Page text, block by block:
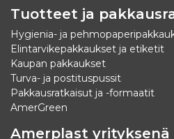
Tuotteet ja
Hygienia- ja
Elintarvikepakkaukset ja etiketit
Kaupan pakkaukset
Turva- ja postituspussit
Pakkausratkaisut ja -formaatit
AmerGreen
Amerplast yrityksenä